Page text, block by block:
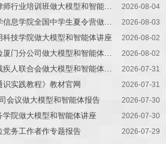
林子雨老师应邀为广西某律师行业培训班做大模型和智能体讲座 2026-08-04
林子雨老师应邀为厦门大学信息学院全国中学生夏令营做大模型讲座 2026-08-03
技学院做大模型和智能体讲座 2026-08-02
林子雨老师应邀为人保财险厦门分公司做大模型和智能体讲座 2026-08-02
林子雨老师应邀为厦门市残疾人联合会做大模型和智能体讲座 2026-07-31
实践教程》教材官网 2026-07-31
会议做大模型和智能体报告 2026-07-30
院做大模型和智能体讲座 2026-07-30
党务工作者作专题报告 2026-07-29